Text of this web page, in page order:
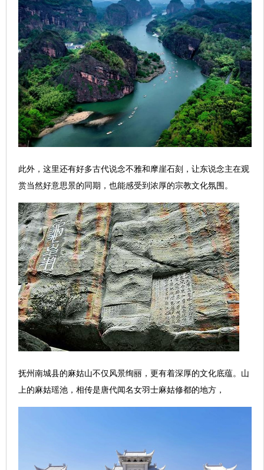
此外，这里还有好多古代说念不雅和摩崖石刻，让东说念主在观
赏当然好意思景的同期，也能感受到浓厚的宗教文化氛围。
抚州南城县的麻姑山不仅风景绚丽，更有着深厚的文化底蕴。山
上的麻姑瑶池，相传是唐代闻名女羽士麻姑修都的地方，